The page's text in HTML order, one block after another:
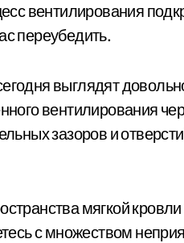
вентилирования
переубедить.
выглядят
вентилирования
зазоров и
мягкой
с множеством